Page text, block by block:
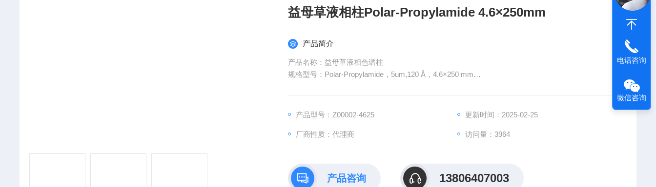
益母草液相柱Polar-Propylamide 4.6×250mm
产品简介
产品名称：益母草液相色谱柱
规格型号：Polar-Propylamide，5um,120 Å，4.6×250 mm
中，盐酸水苏碱峰对称性良好，理论塔板数达到18746，远远高于药典规定的“理论塔板数按盐酸水苏
产品型号：Z00002-4625 更新时间：2025-02-25
厂商性质：代理商 访问量：3964
产品咨询 13806407003
电话咨询
微信咨询